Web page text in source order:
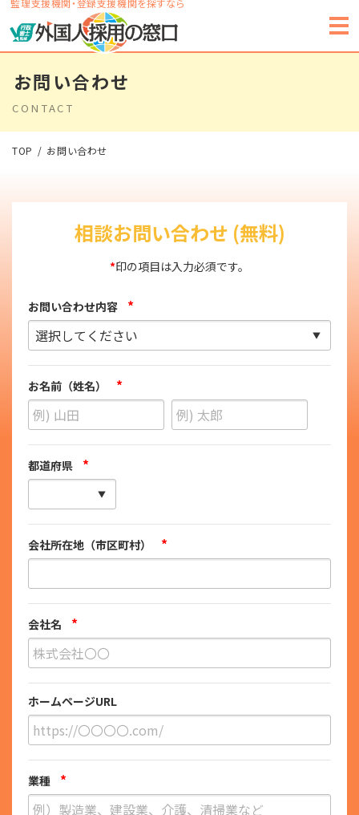
監理支援機関・登録支援機関を探すなら
お問い合わせ
CONTACT
TOP お問い合わせ
相談お問い合わせ (無料)
*印の項目は入力必須です。
お問い合わせ内容 *
お名前（姓名） *
都道府県 *
会社所在地（市区町村） *
会社名 *
ホームページURL
業種 *